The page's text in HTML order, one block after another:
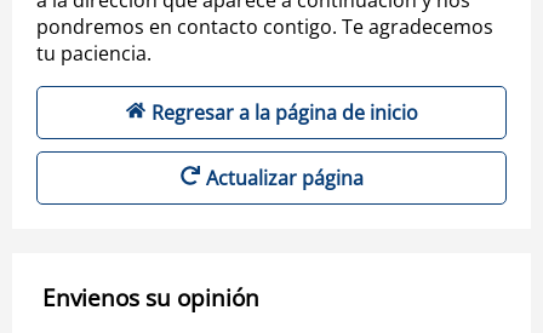
pondremos en contacto contigo. Te agradecemos
tu paciencia.
Regresar a la página de inicio
Actualizar página
Envienos su opinión